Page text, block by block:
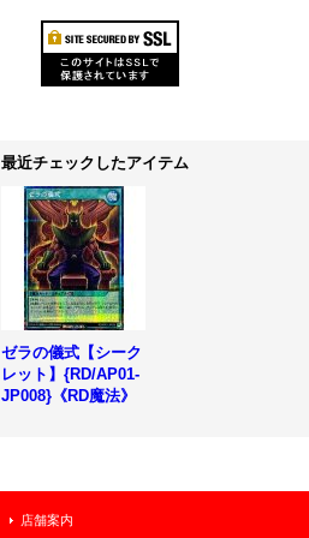
最近チェックしたアイテム
ゼラの儀式【シーク
レット】{RD/AP01-
JP008}《RD魔法》
店舗案内